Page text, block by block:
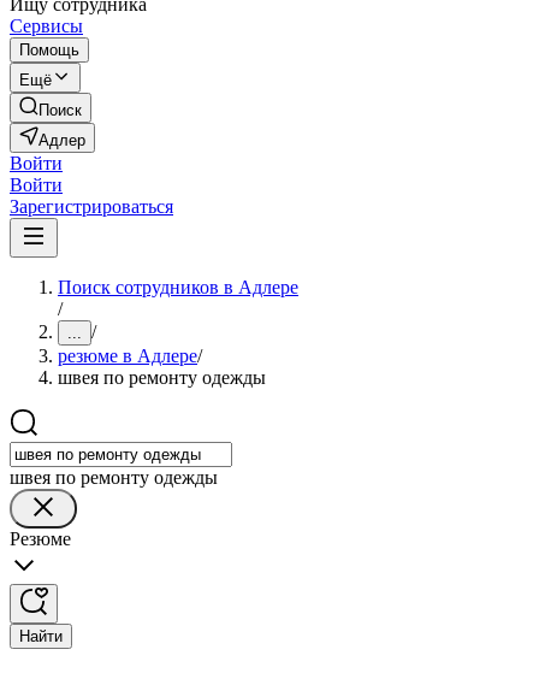
Ищу сотрудника
Сервисы
Помощь
Ещё
Поиск
Адлер
Войти
Войти
Зарегистрироваться
Поиск сотрудников в Адлере
/
... /
резюме в Адлере/
швея по ремонту одежды
швея по ремонту одежды
Резюме
Найти